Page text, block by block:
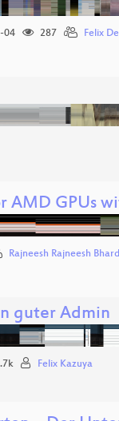
04 287 Felix
AMD GPUs
Rajneesh Rajneesh
guter Admin
Felix Kazuya